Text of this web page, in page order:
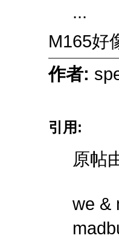
...
M165好
作者:
引用:
原帖
we &